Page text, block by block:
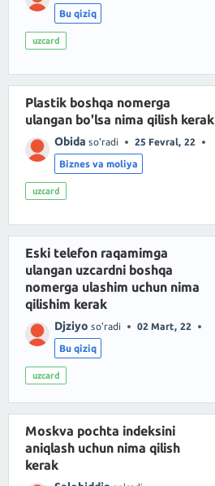
Bu qiziq
uzcard
Plastik boshqa nomerga
ulangan bo'lsa nima qilish kerak
Obida so'radi 25 Fevral, 22
Biznes va moliya
uzcard
Eski telefon raqamimga
ulangan uzcardni boshqa
nomerga ulashim uchun nima
qilishim kerak
Djziyo so'radi 02 Mart, 22
Bu qiziq
uzcard
Moskva pochta indeksini
aniqlash uchun nima qilish
kerak